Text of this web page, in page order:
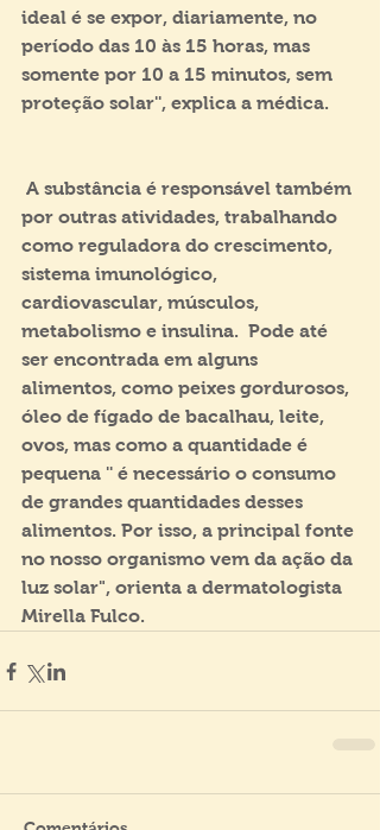
ideal é se expor, diariamente, no
período das 10 às 15 horas, mas
somente por 10 a 15 minutos, sem
proteção solar'', explica a médica.
por outras atividades, trabalhando
como reguladora do crescimento,
sistema imunológico,
cardiovascular, músculos,
metabolismo e insulina.  Pode até
ser encontrada em alguns
alimentos, como peixes gordurosos,
óleo de fígado de bacalhau, leite,
ovos, mas como a quantidade é
pequena '' é necessário o consumo
de grandes quantidades desses
alimentos. Por isso, a principal fonte
no nosso organismo vem da ação da
luz solar", orienta a dermatologista
Mirella Fulco.